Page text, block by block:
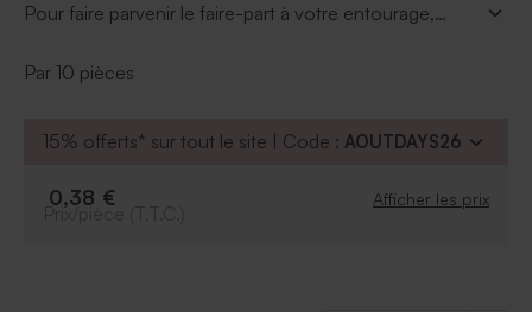
Pour faire parvenir le faire-part à votre entourage,
bleu nuit (22,9 x 16,2 cm) ! Inscrivez l'adresse de vos
unique.
Par 10 pièces
15% offerts* sur tout le site | Code : AOUTDAYS26
0,38 € Afficher les prix